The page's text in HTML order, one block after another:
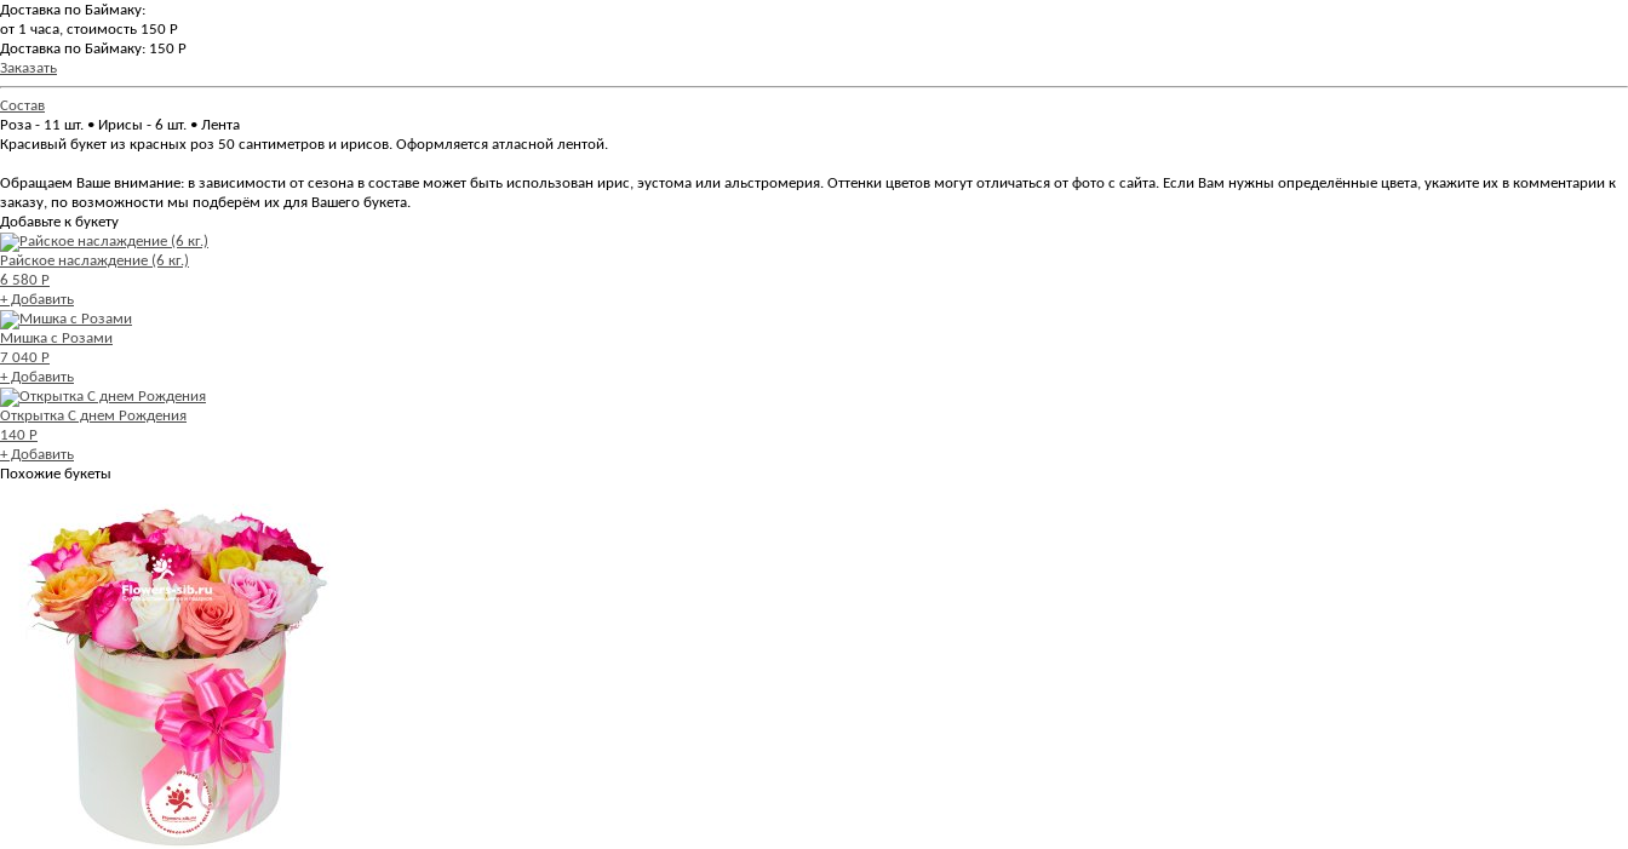
Доставка по Баймаку:
от 1 часа, стоимость 150 Р
Доставка по Баймаку: 150 Р
Заказать
Состав
Роза - 11 шт. • Ирисы - 6 шт. • Лента
Красивый букет из красных роз 50 сантиметров и ирисов. Оформляется атласной лентой.
Обращаем Ваше внимание: в зависимости от сезона в составе может быть использован ирис, эустома или альстромерия. Оттенки цветов могут отличаться от фото с сайта. Если Вам нужны определённые цвета, укажите их в комментарии к
заказу, по возможности мы подберём их для Вашего букета.
Добавьте к букету
Райское наслаждение (6 кг.)
6 580 Р
+ Добавить
Мишка с Розами
7 040 Р
+ Добавить
Открытка С днем Рождения
140 Р
+ Добавить
Похожие букеты